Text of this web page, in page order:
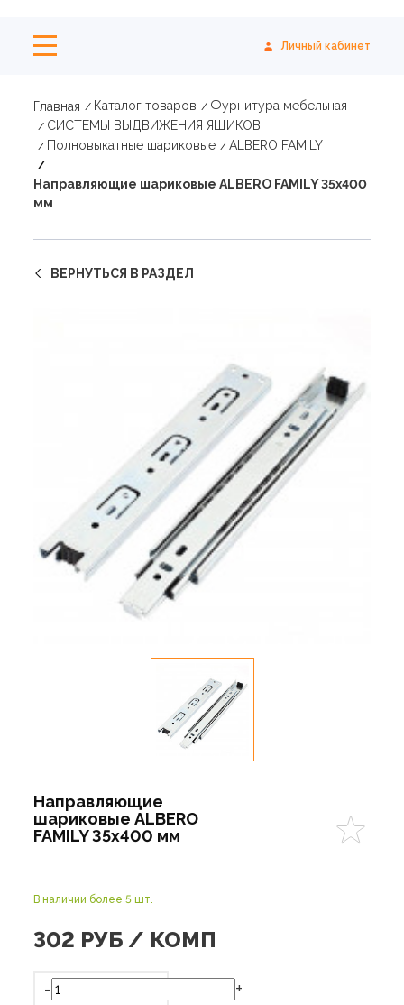
Личный кабинет
Главная Каталог товаров
Фурнитура мебельная
СИСТЕМЫ ВЫДВИЖЕНИЯ ЯЩИКОВ
Полновыкатные шариковые
ALBERO FAMILY
Направляющие шариковые ALBERO FAMILY 35х400
мм
ВЕРНУТЬСЯ В РАЗДЕЛ
Направляющие
шариковые ALBERO
FAMILY 35х400 мм
В наличии более 5 шт.
302 РУБ / КОМП
- +